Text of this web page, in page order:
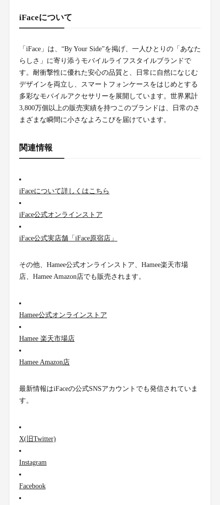
iFaceについて
「iFace」は、“By Your Side”を掲げ、一人ひとりの「あなた
らしさ」に寄り添うモバイルライフスタイルブランドで
す。耐衝撃性に優れた安心の品質と、日常に自然になじむ
デザインを両立し、スマートフォンケースをはじめとする
多彩なモバイルアクセサリーを展開しています。世界累計
3,800万個以上の販売実績を持つこのブランドは、日常のさ
まざまな瞬間に小さなよろこびを届けています。
関連情報
iFaceについて詳しくはこちら
iFace公式オンラインストア
iFace公式実店舗「iFace原宿店」
その他、Hamee公式オンラインストア、Hamee楽天市場
店、Hamee Amazon店でも販売されます。
Hamee公式オンラインストア
Hamee 楽天市場店
Hamee Amazon店
最新情報はiFaceの公式SNSアカウントでも発信されていま
す。
X(旧Twitter)
Instagram
Facebook